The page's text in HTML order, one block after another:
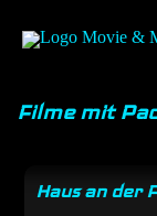
Filme mit
Haus an der